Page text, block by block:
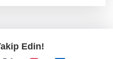
çocuklar sporla buluşuyor
Edin!